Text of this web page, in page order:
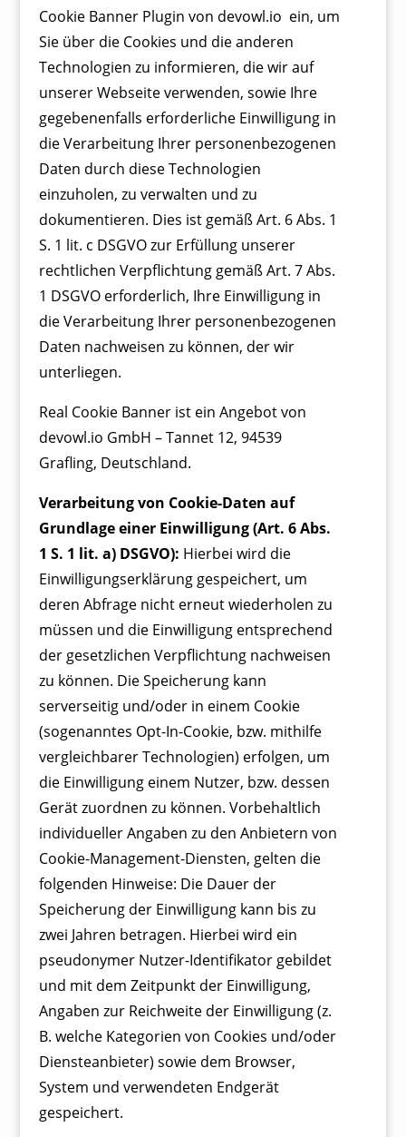
Cookie Banner Plugin von devowl.io ein, um
Sie über die Cookies und die anderen
Technologien zu informieren, die wir auf
unserer Webseite verwenden, sowie Ihre
gegebenenfalls erforderliche Einwilligung in
die Verarbeitung Ihrer personenbezogenen
Daten durch diese Technologien
einzuholen, zu verwalten und zu
dokumentieren. Dies ist gemäß Art. 6 Abs. 1
S. 1 lit. c DSGVO zur Erfüllung unserer
rechtlichen Verpflichtung gemäß Art. 7 Abs.
1 DSGVO erforderlich, Ihre Einwilligung in
die Verarbeitung Ihrer personenbezogenen
Daten nachweisen zu können, der wir
unterliegen.
Real Cookie Banner ist ein Angebot von
devowl.io GmbH – Tannet 12, 94539
Grafling, Deutschland.
Verarbeitung von Cookie-Daten auf
Grundlage einer Einwilligung (Art. 6 Abs.
1 S. 1 lit. a) DSGVO): Hierbei wird die
Einwilligungserklärung gespeichert, um
deren Abfrage nicht erneut wiederholen zu
müssen und die Einwilligung entsprechend
der gesetzlichen Verpflichtung nachweisen
zu können. Die Speicherung kann
serverseitig und/oder in einem Cookie
(sogenanntes Opt-In-Cookie, bzw. mithilfe
vergleichbarer Technologien) erfolgen, um
die Einwilligung einem Nutzer, bzw. dessen
Gerät zuordnen zu können. Vorbehaltlich
individueller Angaben zu den Anbietern von
Cookie-Management-Diensten, gelten die
folgenden Hinweise: Die Dauer der
Speicherung der Einwilligung kann bis zu
zwei Jahren betragen. Hierbei wird ein
pseudonymer Nutzer-Identifikator gebildet
und mit dem Zeitpunkt der Einwilligung,
Angaben zur Reichweite der Einwilligung (z.
B. welche Kategorien von Cookies und/oder
Diensteanbieter) sowie dem Browser,
System und verwendeten Endgerät
gespeichert.